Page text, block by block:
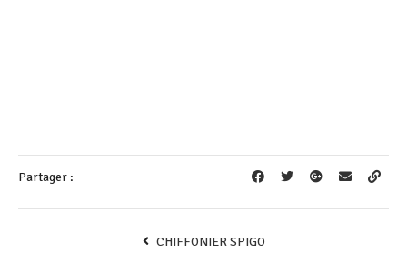
Partager :
CHIFFONIER SPIGO